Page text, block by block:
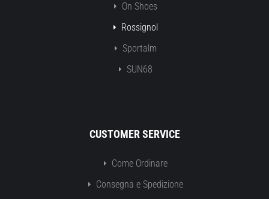
On Shoes
Rossignol
Sportalm
SUN68
CUSTOMER SERVICE
Come Ordinare
Consegna e Spedizione